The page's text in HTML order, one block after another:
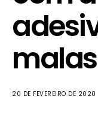
malas
20 DE FEVEREIRO DE 2020